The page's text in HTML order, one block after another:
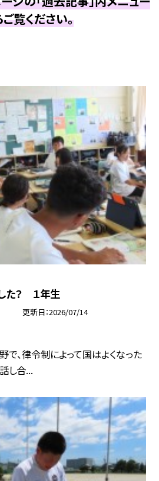
覧ください。
た？ １年生
更新日 2026/07/14
、律令制によって国はよくなった
し合...